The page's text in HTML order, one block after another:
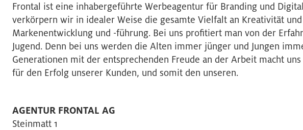
Frontal ist eine inhabergeführte Werbeagentur für Branding und
verkörpern wir in idealer Weise die gesamte Vielfalt an Kreativität
Markenentwicklung und -führung. Bei uns profitiert man von der
Jugend. Denn bei uns werden die Alten immer jünger und Jungen
Generationen mit der entsprechenden Freude an der Arbeit macht
für den Erfolg unserer Kunden, und somit den unseren.
AGENTUR FRONTAL AG
Steinmatt 1